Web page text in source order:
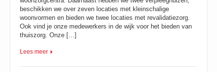
beschikken we over zeven locaties met kleinschalige
woonvormen en bieden we twee locaties met revalidatiezorg.
Ook vind je onze medewerkers in de wijk voor het bieden van
thuiszorg. Onze […]
Lees meer